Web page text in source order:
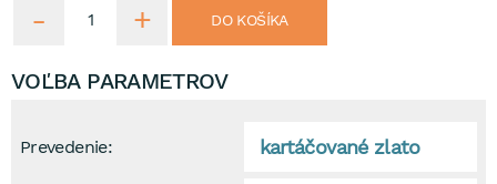
DO KOŠÍKA
VOĽBA PARAMETROV
Prevedenie: kartáčované zlato